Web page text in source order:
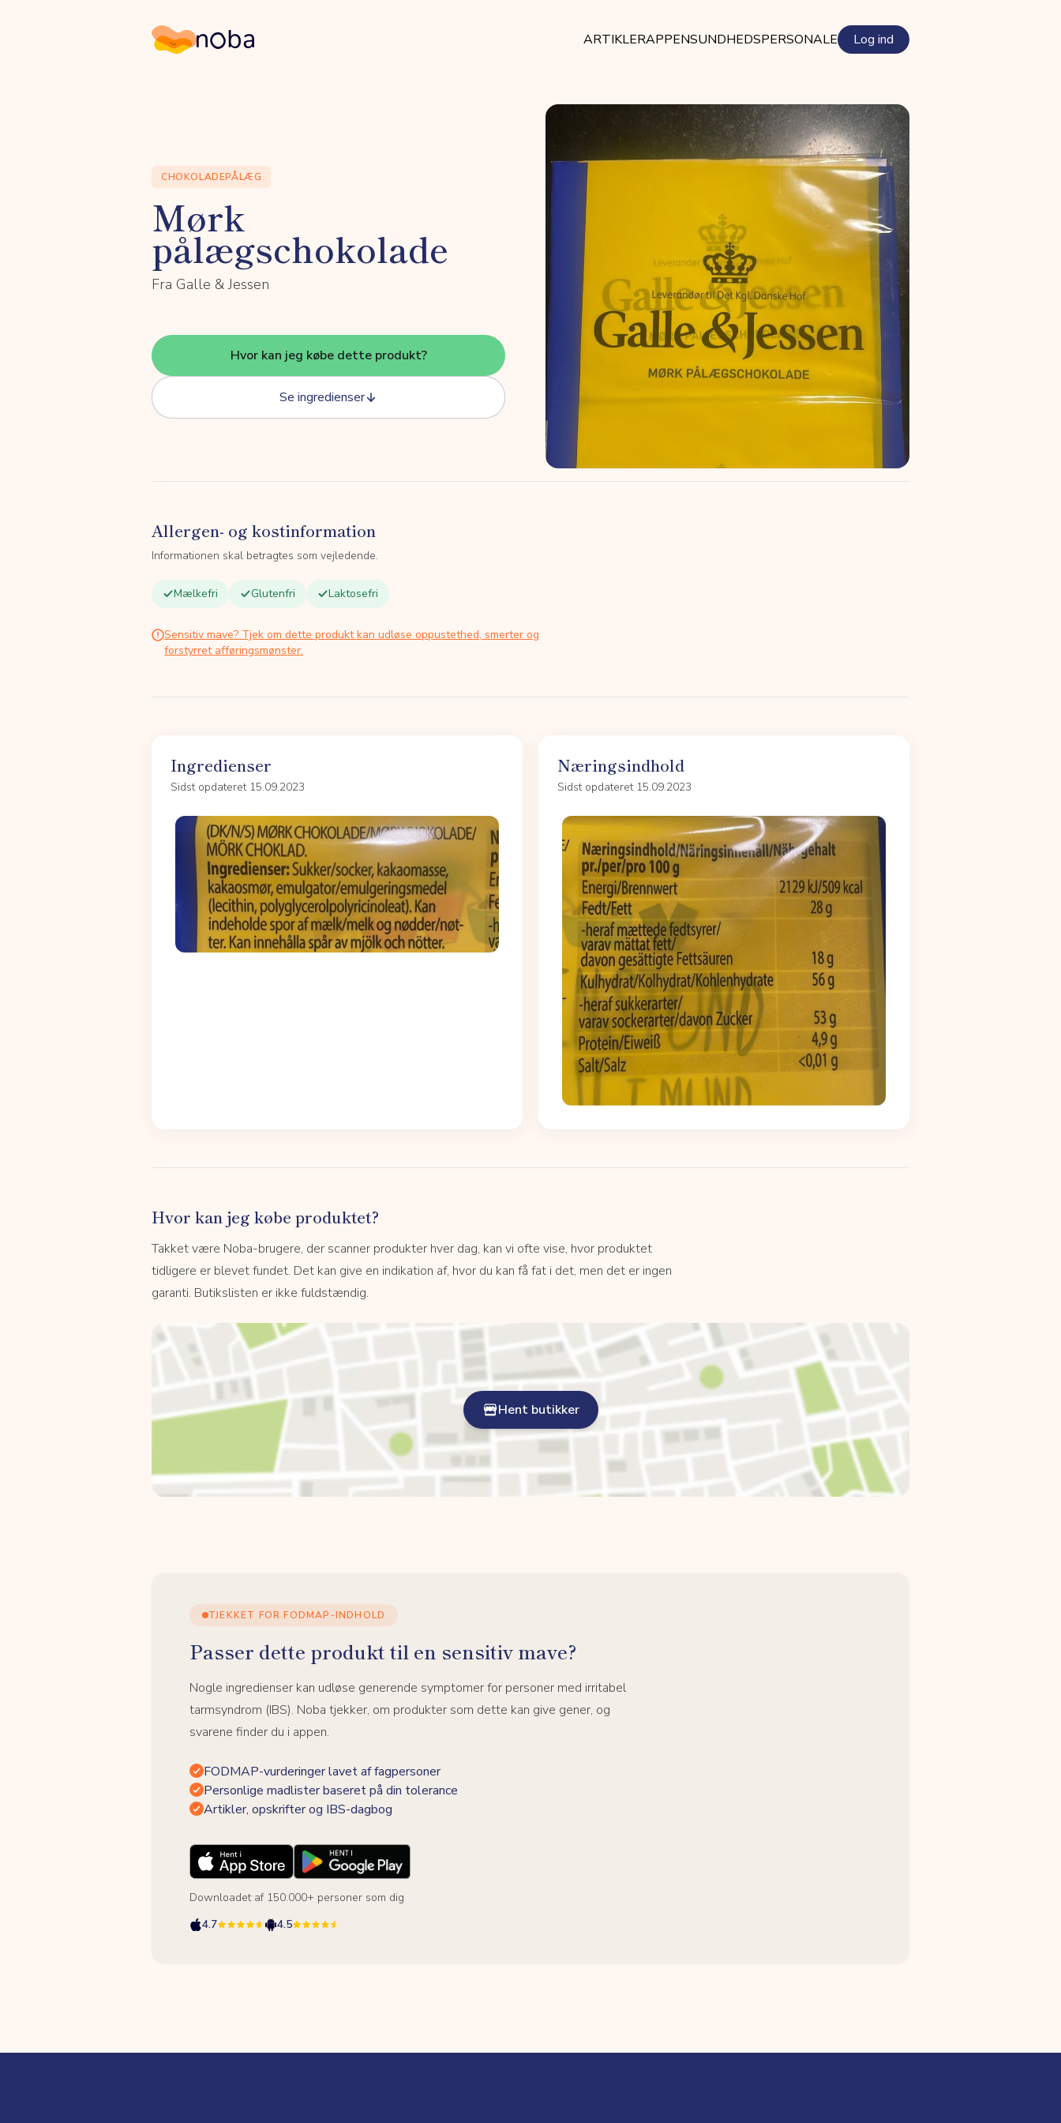
Noba ARTIKLERAPPENSUNDHEDSPERSONALE Log ind
CHOKOLADEPÅLÆG
Mørk
pålægschokolade
Fra Galle & Jessen
Hvor kan jeg købe dette produkt?
Se ingredienser
Allergen- og kostinformation
Informationen skal betragtes som vejledende.
Mælkefri Glutenfri Laktosefri
Sensitiv mave? Tjek om dette produkt kan udløse oppustethed, smerter og
forstyrret afføringsmønster.
Ingredienser
Sidst opdateret 15.09.2023
Næringsindhold
Sidst opdateret 15.09.2023
Hvor kan jeg købe produktet?
Takket være Noba-brugere, der scanner produkter hver dag, kan vi ofte vise, hvor produktet
tidligere er blevet fundet. Det kan give en indikation af, hvor du kan få fat i det, men det er ingen
garanti. Butikslisten er ikke fuldstændig.
Hent butikker
TJEKKET FOR FODMAP-INDHOLD
Passer dette produkt til en sensitiv mave?
Nogle ingredienser kan udløse generende symptomer for personer med irritabel
tarmsyndrom (IBS). Noba tjekker, om produkter som dette kan give gener, og
svarene finder du i appen.
FODMAP-vurderinger lavet af fagpersoner
Personlige madlister baseret på din tolerance
Artikler, opskrifter og IBS-dagbog
Downloadet af 150.000+ personer som dig
4.7
4.5